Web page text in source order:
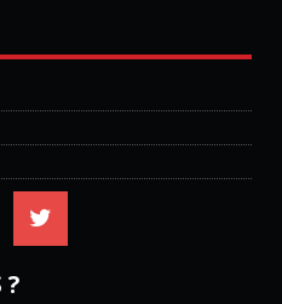
?